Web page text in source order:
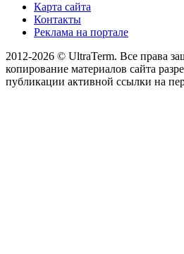
Карта сайта
Контакты
Реклама на портале
2012-2026 © UltraTerm. Все права
копирование материалов сайта
публикации активной ссылки на